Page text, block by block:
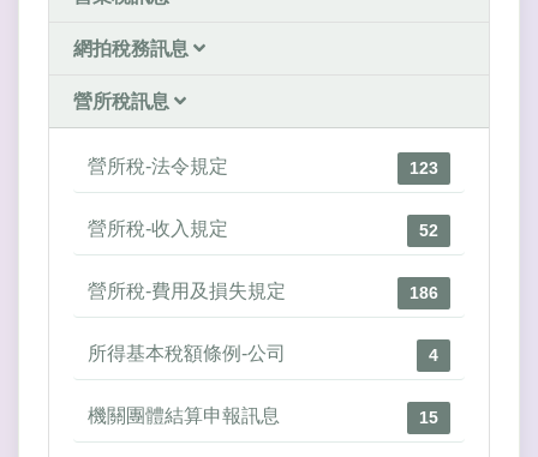
網拍稅務訊息
營所稅訊息
營所稅-法令規定 123
營所稅-收入規定 52
營所稅-費用及損失規定 186
所得基本稅額條例-公司 4
機關團體結算申報訊息 15